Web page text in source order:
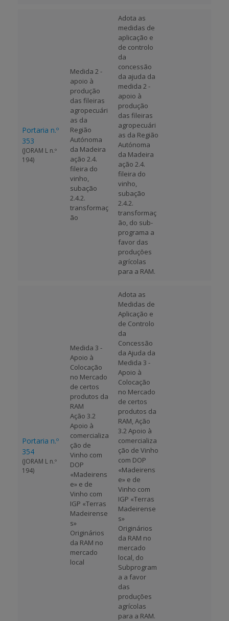
Portaria n.º
353
(JORAM L n.º
194)
Medida 2 -
apoio à
produção
das fileiras
agropecuári
as da
Região
Autónoma
da Madeira
ação 2.4.
fileira do
vinho,
subação
2.4.2.
transformaç
ão
Adota as
medidas de
aplicação e
de controlo
da
concessão
da ajuda da
medida 2 -
apoio à
produção
das fileiras
agropecuári
as da Região
Autónoma
da Madeira
ação 2.4.
fileira do
vinho,
subação
2.4.2.
transformaç
ão, do sub-
programa a
favor das
produções
agrícolas
para a RAM.
Portaria n.º
354
(JORAM L n.º
194)
Medida 3 -
Apoio à
Colocação
no Mercado
de certos
produtos da
RAM
Ação 3.2
Apoio à
comercializa
ção de
Vinho com
DOP
«Madeirens
e» e de
Vinho com
IGP «Terras
Madeirense
s»
Originários
da RAM no
mercado
local
Adota as
Medidas de
Aplicação e
de Controlo
da
Concessão
da Ajuda da
Medida 3 -
Apoio à
Colocação
no Mercado
de certos
produtos da
RAM, Ação
3.2 Apoio à
comercializa
ção de Vinho
com DOP
«Madeirens
e» e de
Vinho com
IGP «Terras
Madeirense
s»
Originários
da RAM no
mercado
local, do
Subprogram
a a favor
das
produções
agrícolas
para a RAM.